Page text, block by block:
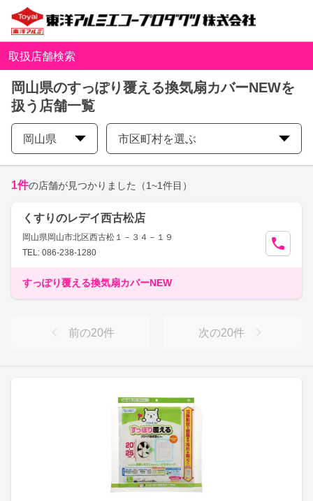
取扱店舗検索
岡山県のすっぽり覆える換気扇カバーNEWを
扱う店舗一覧
岡山県 市区町村を選ぶ
1件の店舗が見つかりました （1~1件目）
くすりのレデイ西古松店
岡山県岡山市北区西古松１－３４－１９
TEL: 086-238-1280
すっぽり覆える換気扇カバーNEW
前の20件 次の20件